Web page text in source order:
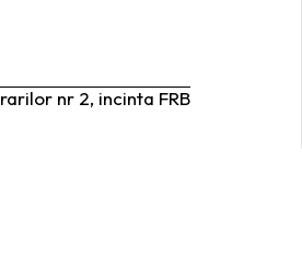
nr 2, incinta FRB